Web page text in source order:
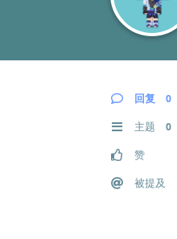
回复 0
主题 0
赞
被提及